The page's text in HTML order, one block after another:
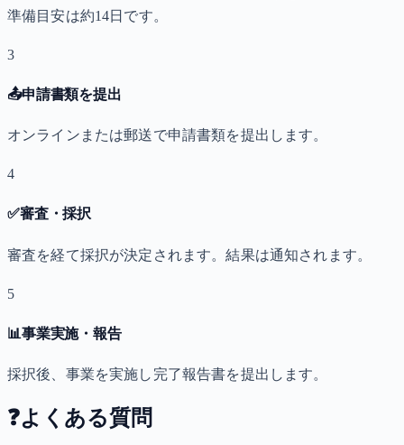
準備目安は約14日です。
3
📤申請書類を提出
オンラインまたは郵送で申請書類を提出します。
4
✅審査・採択
審査を経て採択が決定されます。結果は通知されます。
5
📊事業実施・報告
採択後、事業を実施し完了報告書を提出します。
❓よくある質問